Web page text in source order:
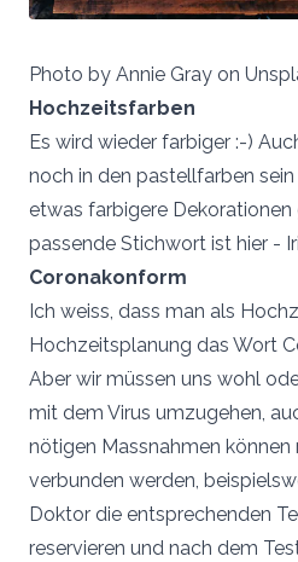
Photo by Annie Gray on
Hochzeitsfarben
Es wird wieder farbiger :-)
noch in den pastellfarben
etwas farbigere
passende Stichwort ist hier -
Coronakonform
Ich weiss, dass man als
Hochzeitsplanung das Wort
Aber wir müssen uns wohl
mit dem Virus umzugehen,
nötigen Massnahmen
verbunden werden,
Doktor die entsprechenden
reservieren und nach dem